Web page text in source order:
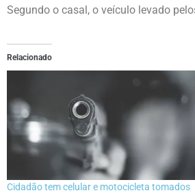
Segundo o casal, o veículo levado
Relacionado
Cidadão tem celular e motocicleta tomados